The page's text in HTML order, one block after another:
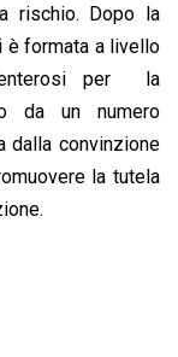
rischio. Dopo la
è formata a livello
per la
da un numero
dalla convinzione
la tutela